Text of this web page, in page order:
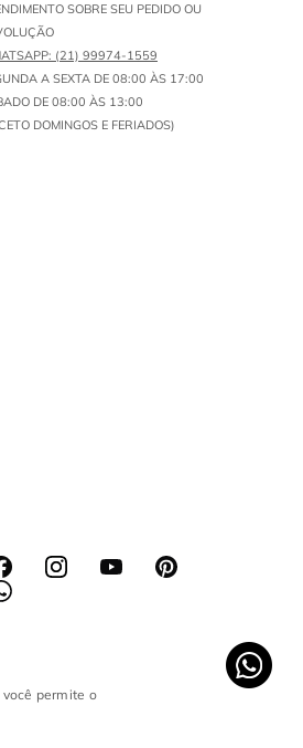
SOBRE SEU PEDIDO OU
(21) 99974-1559
A SEXTA DE 08:00 ÀS 17:00
DE 08:00 ÀS 13:00
DOMINGOS E FERIADOS)
permite o